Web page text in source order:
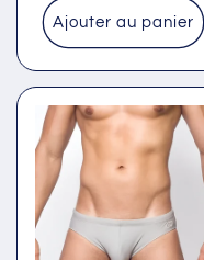
Ajouter au panier